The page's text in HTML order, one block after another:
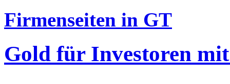
Firmenseiten in GT
Gold für Investoren